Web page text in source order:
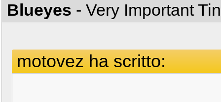
Blueyes - Very Important
motovez ha scritto: